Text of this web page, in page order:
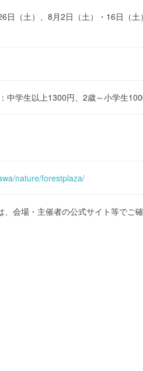
日（土）、8月2日（土）・16日（
学生以上1300円、2歳～小学生
nature/forestplaza/
会場・主催者の公式サイト等でご確